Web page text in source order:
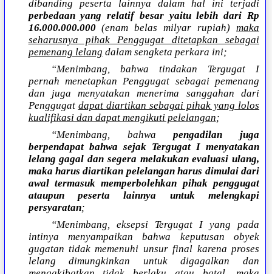
dibanding peserta lainnya dalam hal ini terjadi
perbedaan yang relatif besar yaitu lebih dari Rp
16.000.000.000(enam belas milyar rupiah) maka
seharusnya pihak Penggugat ditetapkan sebagai
pemenang lelang dalam sengketa perkara ini;
“Menimbang, bahwa tindakan Tergugat I
pernah menetapkan Penggugat sebagai pemenang
dan juga menyatakan menerima sanggahan dari
Penggugat dapat diartikan sebagai pihak yang lolos
kualifikasi dan dapat mengikuti pelelangan;
“Menimbang, bahwapengadilan juga
berpendapat bahwa sejak Tergugat I menyatakan
lelang gagal dan segera melakukan evaluasi ulang,
maka harus diartikan pelelangan harus dimulai dari
awal termasuk memperbolehkan pihak penggugat
ataupun peserta lainnya untuk melengkapi
persyaratan;
“Menimbang, eksepsi Tergugat I yang pada
intinya menyampaikan bahwa keputusan obyek
gugatan tidak memenuhi unsur final karena proses
lelang dimungkinkan untuk digagalkan dan